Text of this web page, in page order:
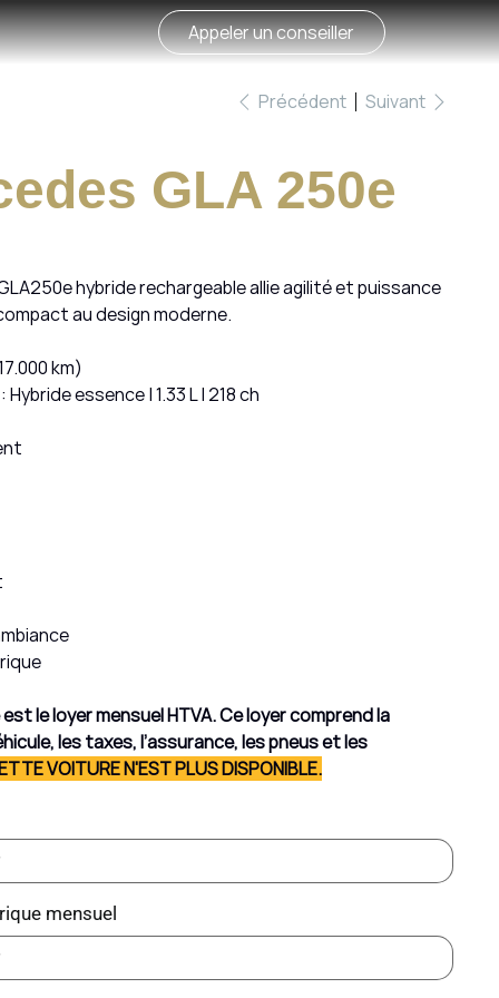
Appeler un conseiller
Précédent Suivant
GLA 250e
hybride rechargeable allie agilité et puissance
au design moderne.
km)
Hybride essence | 1.33 L | 218 ch
le loyer mensuel HTVA. Ce loyer comprend la
les taxes, l’assurance, les pneus et les
VOITURE N'EST PLUS DISPONIBLE.
mensuel